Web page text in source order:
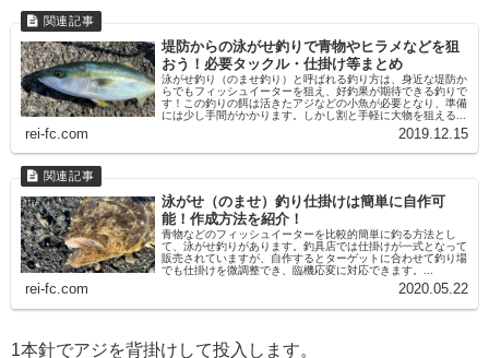
堤防からの泳がせ釣りで青物やヒラメなどを狙
おう！必要タックル・仕掛け等まとめ
泳がせ釣り（のませ釣り）と呼ばれる釣り方は、身近な堤防か
らでもフィッシュイーターを狙え、好釣果が期待できる釣りで
す！この釣りの餌は活きたアジなどの小魚が必要となり、準備
には少し手間がかかります。しかし割と手軽に大物を狙える...
rei-fc.com 2019.12.15
泳がせ（のませ）釣り仕掛けは簡単に自作可
能！作成方法を紹介！
青物などのフィッシュイーターを比較的簡単に釣る方法とし
て、泳がせ釣りがあります。釣具店では仕掛けが一式となって
販売されていますが、自作するとターゲットに合わせて釣り場
でも仕掛けを微調整でき、臨機応変に対応できます。...
rei-fc.com 2020.05.22
1本針でアジを背掛けして投入します。